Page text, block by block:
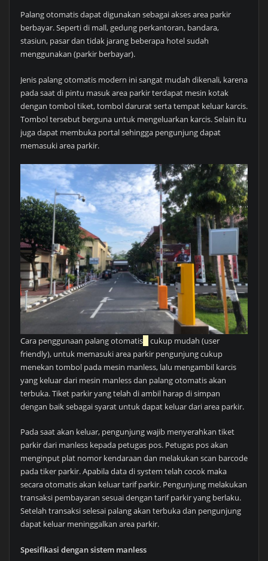
Palang otomatis dapat digunakan sebagai akses area parkir
berbayar. Seperti di mall, gedung perkantoran, bandara,
stasiun, pasar dan tidak jarang beberapa hotel sudah
menggunakan (parkir berbayar).
Jenis palang otomatis modern ini sangat mudah dikenali, karena
pada saat di pintu masuk area parkir terdapat mesin kotak
dengan tombol tiket, tombol darurat serta tempat keluar karcis.
Tombol tersebut berguna untuk mengeluarkan karcis. Selain itu
juga dapat membuka portal sehingga pengunjung dapat
memasuki area parkir.
Cara penggunaan palang otomatis
cukup mudah (user
friendly), untuk memasuki area parkir pengunjung cukup
menekan tombol pada mesin manless, lalu mengambil karcis
yang keluar dari mesin manless dan palang otomatis akan
terbuka. Tiket parkir yang telah di ambil harap di simpan
dengan baik sebagai syarat untuk dapat keluar dari area parkir.
Pada saat akan keluar, pengunjung wajib menyerahkan tiket
parkir dari manless kepada petugas pos. Petugas pos akan
menginput plat nomor kendaraan dan melakukan scan barcode
pada tiker parkir. Apabila data di system telah cocok maka
secara otomatis akan keluar tarif parkir. Pengunjung melakukan
transaksi pembayaran sesuai dengan tarif parkir yang berlaku.
Setelah transaksi selesai palang akan terbuka dan pengunjung
dapat keluar meninggalkan area parkir.
Spesifikasi dengan sistem manless